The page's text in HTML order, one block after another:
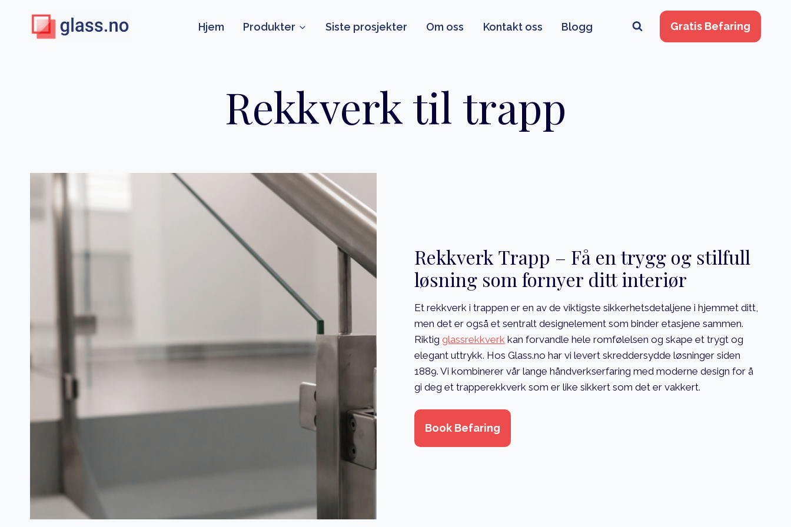
Hjem Produkter Siste prosjekter Om oss Kontakt oss Blogg Gratis Befaring
Rekkverk til trapp
Rekkverk Trapp – Få en trygg og stilfull
løsning som fornyer ditt interiør
Et rekkverk i trappen er en av de viktigste sikkerhetsdetaljene i hjemmet ditt,
men det er også et sentralt designelement som binder etasjene sammen.
Riktig glassrekkverk kan forvandle hele romfølelsen og skape et trygt og
elegant uttrykk. Hos Glass.no har vi levert skreddersydde løsninger siden
1889. Vi kombinerer vår lange håndverkserfaring med moderne design for å
gi deg et trapperekkverk som er like sikkert som det er vakkert.
Book Befaring